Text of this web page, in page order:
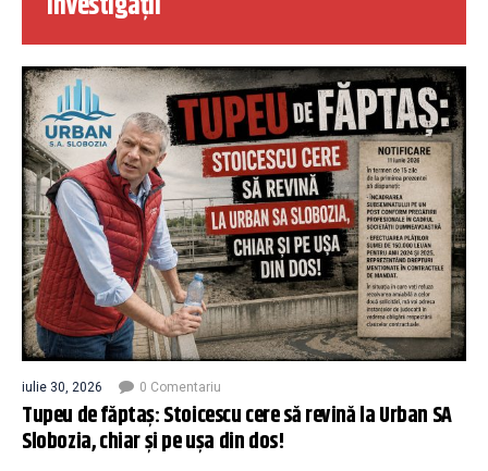
iulie 30, 2026 0 Comentariu
Tupeu de făptaș: Stoicescu cere să revină la Urban SA
Slobozia, chiar și pe ușa din dos!